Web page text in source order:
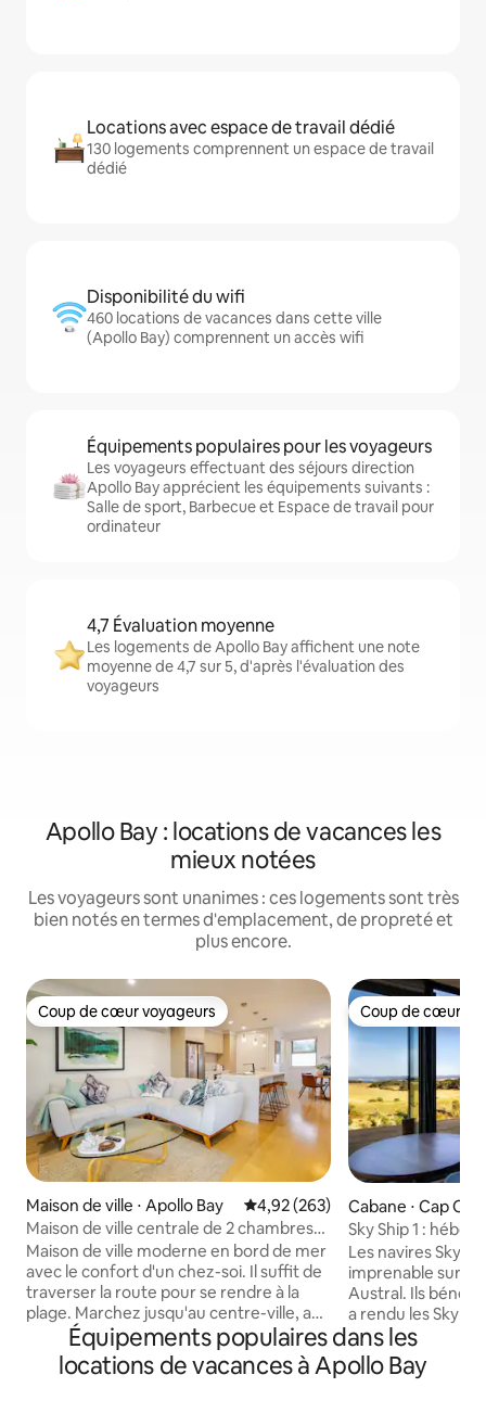
Locations avec espace de travail dédié
130 logements comprennent un espace de travail
dédié
Disponibilité du wifi
460 locations de vacances dans cette ville
(Apollo Bay) comprennent un accès wifi
Équipements populaires pour les voyageurs
Les voyageurs effectuant des séjours direction
Apollo Bay apprécient les équipements suivants :
Salle de sport, Barbecue et Espace de travail pour
ordinateur
4,7 Évaluation moyenne
Les logements de Apollo Bay affichent une note
moyenne de 4,7 sur 5, d'après l'évaluation des
voyageurs
Apollo Bay : locations de vacances les
mieux notées
Les voyageurs sont unanimes : ces logements sont très
bien notés en termes d'emplacement, de propreté et
plus encore.
Coup de cœur voyageurs
Coup de cœur voyageurs
Maison de ville ⋅ Apollo Bay Évaluation moyenne sur la
4,92 (263)
Maison de ville centrale de 2 chambres
sur la plage
Maison de ville moderne en bord de mer
avec le confort d'un chez-soi. Il suffit de
traverser la route pour se rendre à la
plage. Marchez jusqu'au centre-ville, aux
restaurants et au supermarché ou
traversez la rue et vous êtes à la plage. Si
le temps est mauvais, blottissez-vous
Coup de cœur
Coup de cœur
Cabane ⋅ Cap
Sky Ship 1 :
écoresponsable
Les navires Sky
imprenable sur
Austral. Ils
a rendu les Sky
Chaque navire
Size réglable à
entouré de baies
Équipements populaires dans les
locations de vacances à Apollo Bay